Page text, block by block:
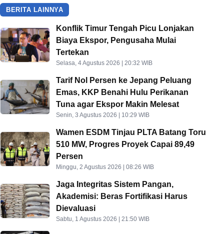
BERITA LAINNYA
Konflik Timur Tengah Picu Lonjakan
Biaya Ekspor, Pengusaha Mulai
Tertekan
Selasa, 4 Agustus 2026 | 20:32 WIB
Tarif Nol Persen ke Jepang Peluang
Emas, KKP Benahi Hulu Perikanan
Tuna agar Ekspor Makin Melesat
Senin, 3 Agustus 2026 | 10:29 WIB
Wamen ESDM Tinjau PLTA Batang Toru
510 MW, Progres Proyek Capai 89,49
Persen
Minggu, 2 Agustus 2026 | 08:26 WIB
Jaga Integritas Sistem Pangan,
Akademisi: Beras Fortifikasi Harus
Dievaluasi
Sabtu, 1 Agustus 2026 | 21:50 WIB